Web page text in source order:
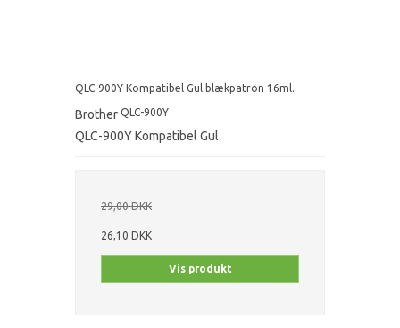
QLC-900Y Kompatibel Gul blækpatron 16ml.
Brother QLC-900Y
QLC-900Y Kompatibel Gul
29,00 DKK
26,10 DKK
Vis produkt